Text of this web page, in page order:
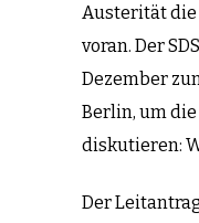
Austerität
voran. Der
Dezember
Berlin, um
diskutieren:
Der